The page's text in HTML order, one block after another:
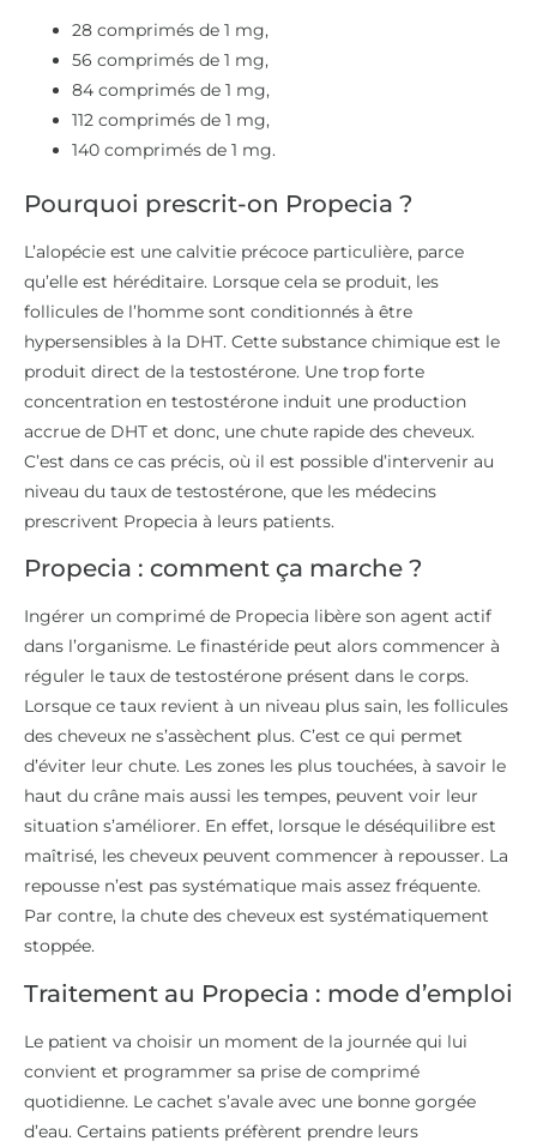
28 comprimés de 1 mg,
56 comprimés de 1 mg,
84 comprimés de 1 mg,
112 comprimés de 1 mg,
140 comprimés de 1 mg.
Pourquoi prescrit-on Propecia ?
L’alopécie est une calvitie précoce particulière, parce
qu’elle est héréditaire. Lorsque cela se produit, les
follicules de l’homme sont conditionnés à être
hypersensibles à la DHT. Cette substance chimique est le
produit direct de la testostérone. Une trop forte
concentration en testostérone induit une production
accrue de DHT et donc, une chute rapide des cheveux.
C’est dans ce cas précis, où il est possible d’intervenir au
niveau du taux de testostérone, que les médecins
prescrivent Propecia à leurs patients.
Propecia : comment ça marche ?
Ingérer un comprimé de Propecia libère son agent actif
dans l’organisme. Le finastéride peut alors commencer à
réguler le taux de testostérone présent dans le corps.
Lorsque ce taux revient à un niveau plus sain, les follicules
des cheveux ne s’assèchent plus. C’est ce qui permet
d’éviter leur chute. Les zones les plus touchées, à savoir le
haut du crâne mais aussi les tempes, peuvent voir leur
situation s’améliorer. En effet, lorsque le déséquilibre est
maîtrisé, les cheveux peuvent commencer à repousser. La
repousse n’est pas systématique mais assez fréquente.
Par contre, la chute des cheveux est systématiquement
stoppée.
Traitement au Propecia : mode d’emploi
Le patient va choisir un moment de la journée qui lui
convient et programmer sa prise de comprimé
quotidienne. Le cachet s’avale avec une bonne gorgée
d’eau. Certains patients préfèrent prendre leurs